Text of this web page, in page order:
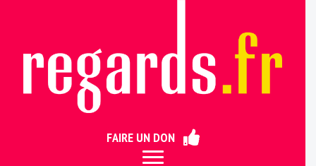
FAIRE UN DON